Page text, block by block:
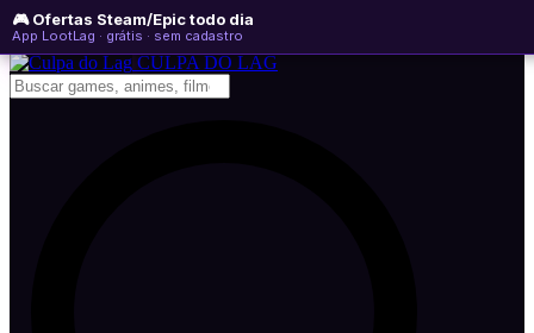
🎮 Ofertas Steam/Epic todo dia
App LootLag · grátis · sem cadastro
quinta-feira, 06 de agosto de 2026
Newsletter
CULPA DO LAG